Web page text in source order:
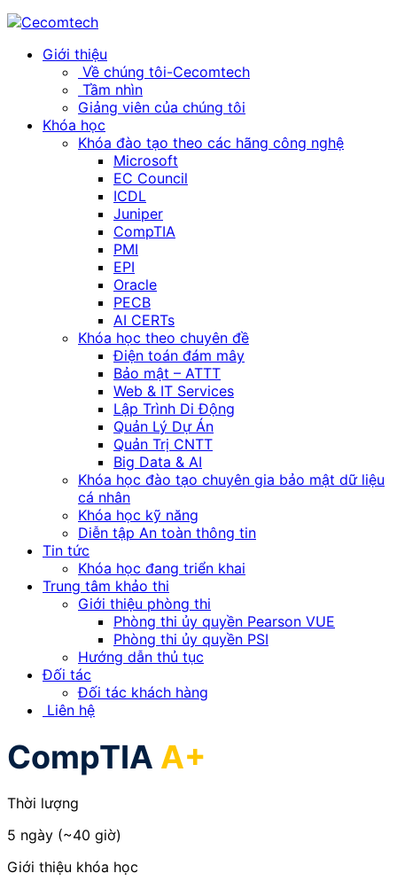
Giới thiệu
Về chúng tôi-Cecomtech
Tầm nhìn
Giảng viên của chúng tôi
Khóa học
Khóa đào tạo theo các hãng công nghệ
Microsoft
EC Council
ICDL
Juniper
CompTIA
PMI
EPI
Oracle
PECB
AI CERTs
Khóa học theo chuyên đề
Điện toán đám mây
Bảo mật – ATTT
Web & IT Services
Lập Trình Di Động
Quản Lý Dự Án
Quản Trị CNTT
Big Data & AI
Khóa học đào tạo chuyên gia bảo mật dữ liệu
cá nhân
Khóa học kỹ năng
Diễn tập An toàn thông tin
Tin tức
Khóa học đang triển khai
Trung tâm khảo thi
Giới thiệu phòng thi
Phòng thi ủy quyền Pearson VUE
Phòng thi ủy quyền PSI
Hướng dẫn thủ tục
Đối tác
Đối tác khách hàng
Liên hệ
CompTIA A+
Thời lượng
5 ngày (~40 giờ)
Giới thiệu khóa học